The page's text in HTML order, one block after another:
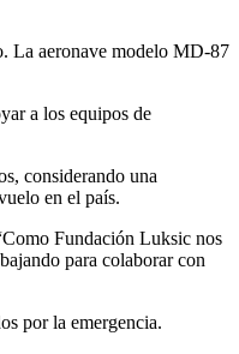
La aeronave modelo MD-87
a los equipos de
considerando una
en el país.
Fundación Luksic nos
para colaborar con
por la emergencia.